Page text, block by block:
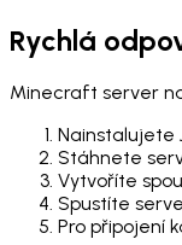
Rychlá
Minecraft server
Nainstalujete
Stáhnete
Vytvoříte
Spustíte
Pro připojení